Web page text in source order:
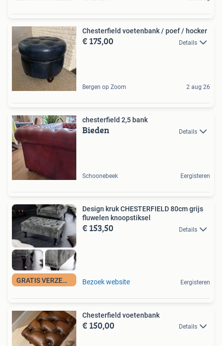
Chesterfield voetenbank / poef / hocker
€ 175,00 Details
Bergen op Zoom 2 aug 26
chesterfield 2,5 bank
Bieden Details
Schoonebeek Eergisteren
GRATIS VERZENDING
Design kruk CHESTERFIELD 80cm grijs
fluwelen knoopstiksel
€ 153,50 Details
Bezoek website Eergisteren
Chesterfield voetenbank
€ 150,00 Details